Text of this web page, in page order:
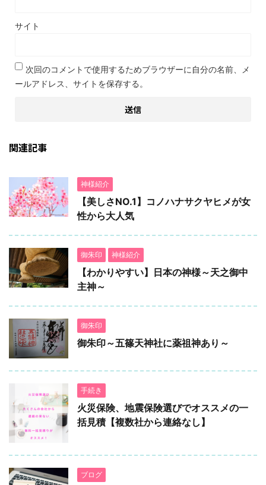
サイト
次回のコメントで使用するためブラウザーに自分の名前、メ
ールアドレス、サイトを保存する。
関連記事
神様紹介
【美しさNO.1】コノハナサクヤヒメが女
性から大人気
御朱印 神様紹介
【わかりやすい】日本の神様～天之御中
主神～
御朱印
御朱印～五篠天神社に薬祖神あり～
手続き
火災保険、地震保険選びでオススメの一
括見積【複数社から連絡なし】
ブログ